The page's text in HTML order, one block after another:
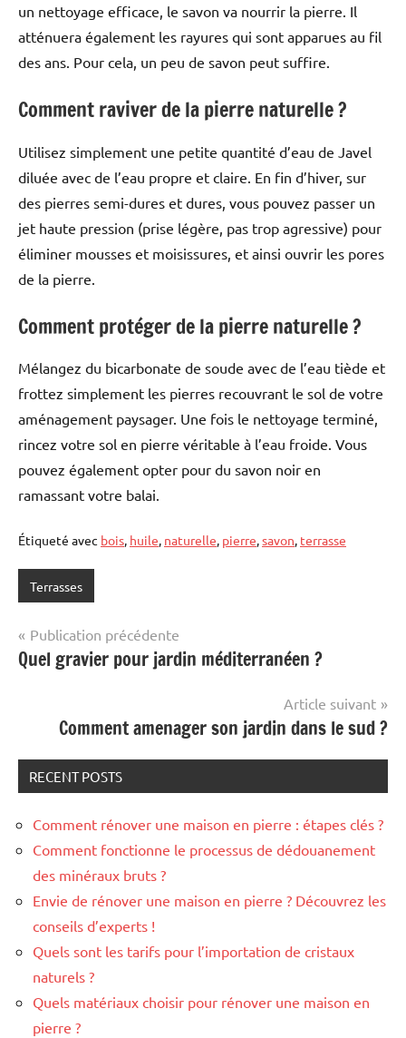
un nettoyage efficace, le savon va nourrir la pierre. Il
atténuera également les rayures qui sont apparues au fil
des ans. Pour cela, un peu de savon peut suffire.
Comment raviver de la pierre naturelle ?
Utilisez simplement une petite quantité d’eau de Javel
diluée avec de l’eau propre et claire. En fin d’hiver, sur
des pierres semi-dures et dures, vous pouvez passer un
jet haute pression (prise légère, pas trop agressive) pour
éliminer mousses et moisissures, et ainsi ouvrir les pores
de la pierre.
Comment protéger de la pierre naturelle ?
Mélangez du bicarbonate de soude avec de l’eau tiède et
frottez simplement les pierres recouvrant le sol de votre
aménagement paysager. Une fois le nettoyage terminé,
rincez votre sol en pierre véritable à l’eau froide. Vous
pouvez également opter pour du savon noir en
ramassant votre balai.
Étiqueté avec bois, huile, naturelle, pierre,savon, terrasse
Terrasses
Navigation
de
Publication précédente
Quel gravier pour jardin méditerranéen ?
Article suivant
Comment amenager son jardin dans le sud ?
RECENT POSTS
Comment rénover une maison en pierre : étapes clés ?
Comment fonctionne le processus de dédouanement
des minéraux bruts ?
Envie de rénover une maison en pierre ? Découvrez les
conseils d’experts !
Quels sont les tarifs pour l’importation de cristaux
naturels ?
Quels matériaux choisir pour rénover une maison en
pierre ?